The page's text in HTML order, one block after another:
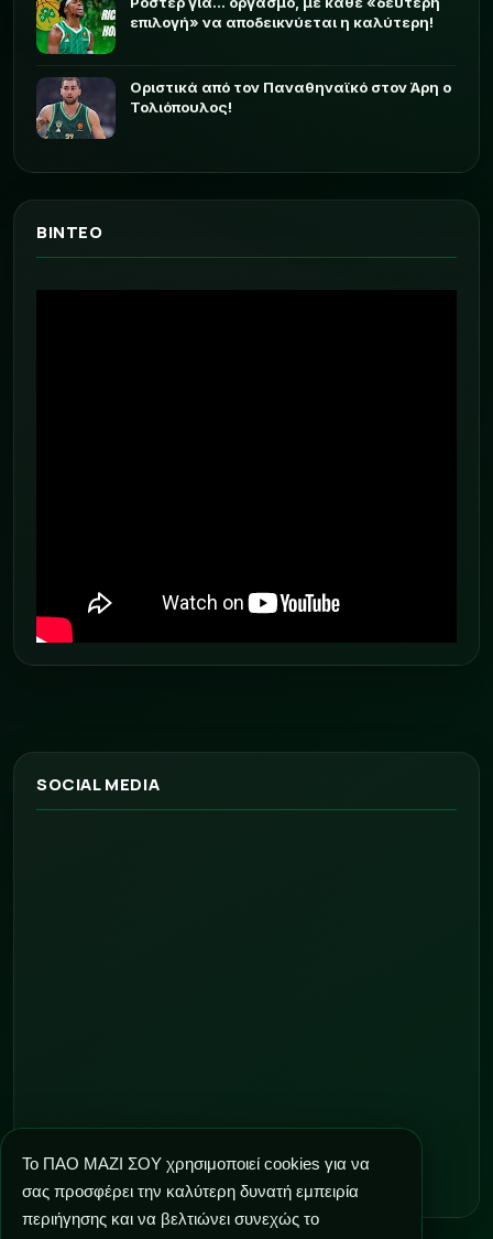
Το ΠΑΟ ΜΑΖΙ ΣΟΥ χρησιμοποιεί cookies για να
σας προσφέρει την καλύτερη δυνατή εμπειρία
περιήγησης και να βελτιώνει συνεχώς το
επιλογή» να αποδεικνύεται η καλύτερη!
Οριστικά από τον Παναθηναϊκό στον Άρη ο
Τολιόπουλος!
ΒΙΝΤΕΟ
SOCIAL MEDIA